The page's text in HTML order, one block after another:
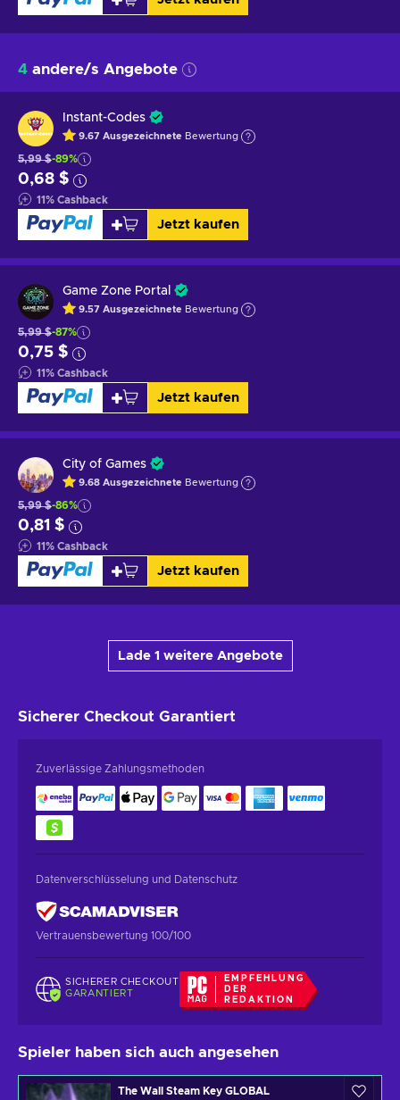
4 andere/s Angebote
Instant-Codes
9.67 Ausgezeichnete Bewertung
5,99 $-89%
0,68 $
11% Cashback
Jetzt kaufen
Game Zone Portal
9.57 Ausgezeichnete Bewertung
5,99 $-87%
0,75 $
11% Cashback
Jetzt kaufen
City of Games
9.68 Ausgezeichnete Bewertung
5,99 $-86%
0,81 $
11% Cashback
Jetzt kaufen
Lade 1 weitere Angebote
Sicherer Checkout Garantiert
Zuverlässige Zahlungsmethoden
Datenverschlüsselung und Datenschutz
Vertrauensbewertung 100/100
SICHERER CHECKOUT
GARANTIERT
EMPFEHLUNG
DER
REDAKTION
Spieler haben sich auch angesehen
The Wall Steam Key GLOBAL